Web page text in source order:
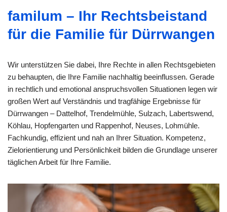
familum – Ihr Rechtsbeistand
für die Familie für Dürrwangen
Wir unterstützen Sie dabei, Ihre Rechte in allen Rechtsgebieten
zu behaupten, die Ihre Familie nachhaltig beeinflussen. Gerade
in rechtlich und emotional anspruchsvollen Situationen legen wir
großen Wert auf Verständnis und tragfähige Ergebnisse für
Dürrwangen – Dattelhof, Trendelmühle, Sulzach, Labertswend,
Köhlau, Hopfengarten und Rappenhof, Neuses, Lohmühle.
Fachkundig, effizient und nah an Ihrer Situation. Kompetenz,
Zielorientierung und Persönlichkeit bilden die Grundlage unserer
täglichen Arbeit für Ihre Familie.